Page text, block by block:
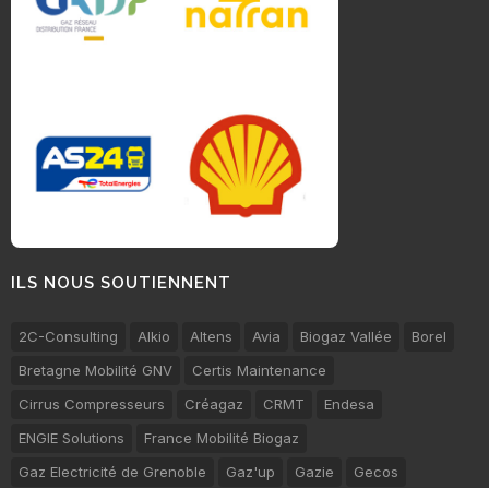
ILS NOUS SOUTIENNENT
2C-Consulting Alkio Altens Avia Biogaz Vallée
Borel
Bretagne Mobilité GNV
Certis Maintenance
Cirrus Compresseurs
Créagaz CRMT
Endesa
ENGIE Solutions
France Mobilité Biogaz
Gaz Electricité de Grenoble
Gaz'up Gazie Gecos